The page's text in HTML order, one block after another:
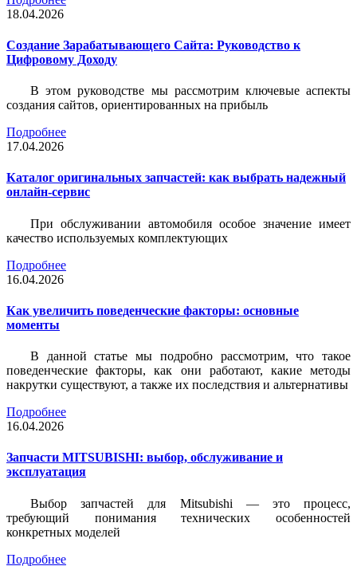
18.04.2026
Создание Зарабатывающего Сайта: Руководство к
Цифровому Доходу
В этом руководстве мы рассмотрим ключевые аспекты
создания сайтов, ориентированных на прибыль
Подробнее
17.04.2026
Каталог оригинальных запчастей: как выбрать надежный
онлайн-сервис
При обслуживании автомобиля особое значение имеет
качество используемых комплектующих
Подробнее
16.04.2026
Как увеличить поведенческие факторы: основные
моменты
В данной статье мы подробно рассмотрим, что такое
поведенческие факторы, как они работают, какие методы
накрутки существуют, а также их последствия и альтернативы
Подробнее
16.04.2026
Запчасти MITSUBISHI: выбор, обслуживание и
эксплуатация
Выбор запчастей для Mitsubishi — это процесс,
требующий понимания технических особенностей
конкретных моделей
Подробнее